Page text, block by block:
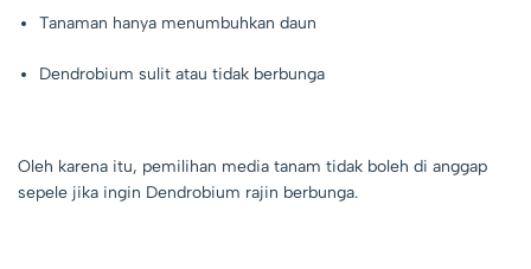
Tanaman hanya menumbuhkan daun
Dendrobium sulit atau tidak berbunga
Oleh karena itu, pemilihan media tanam tidak boleh di anggap
sepele jika ingin Dendrobium rajin berbunga.